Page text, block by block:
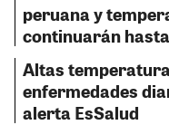
peruana y
continuarán
Altas
enfermedades
alerta EsSalud